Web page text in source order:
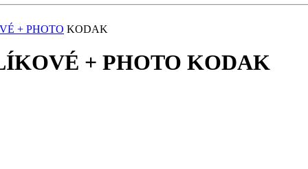
+ PHOTO KODAK
+ PHOTO KODAK